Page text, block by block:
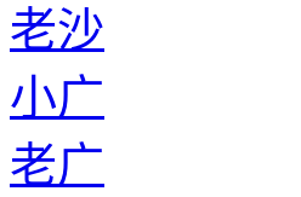
老沙
小广
老广